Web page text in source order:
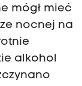
mógł mieć
nocnej na
alkohol